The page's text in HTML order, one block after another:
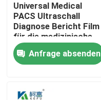
Fabrik Tour
Qualitätskontrolle
Universal Medical
PACS Ultraschall
Diagnose Bericht Film
für die medizinische
Maschine
Anfrage absenden